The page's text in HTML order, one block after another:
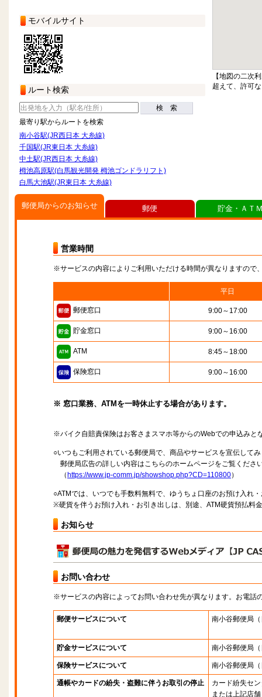
モバイルサイト
ルート検索
検 索
最寄り駅からルートを検索
南小谷駅(JR西日本 大糸線)
千国駅(JR東日本 大糸線)
中土駅(JR西日本 大糸線)
栂池高原駅(白馬観光開発 栂池ゴンドラリフト)
白馬大池駅(JR東日本 大糸線)
【地図の二次
超えて、許可
郵便局からのお知らせ
営業時間
※サービスの内容によりご利用いただける時間が異なりますので
平日
郵便窓口 9:00～17:00
貯金窓口 9:00～16:00
ATM 8:45～18:00
保険窓口 9:00～16:00
※ 窓口業務、ATMを一時休止する場合があります。
※バイク自賠責保険はお客さまスマホ等からのWebでの申込みと
○いつもご利用されている郵便局で、商品やサービスを宣伝して
郵便局広告の詳しい内容はこちらのホームページをご覧くださ
（ https://www.jp-comm.jp/showshop.php?CD=110800）
○ATMでは、いつでも手数料無料で、ゆうちょ口座のお預け入れ
※硬貨を伴うお預け入れ・お引き出しは、別途、ATM硬貨預払料
お知らせ
お問い合わせ
※サービスの内容によってお問い合わせ先が異なります。お電話
郵便サービスについて 南小谷郵便局
貯金サービスについて 南小谷郵便局
保険サービスについて 南小谷郵便局
通帳やカードの紛失・盗難に伴うお取引の停止
カード紛失セ
または上記店舗
郵便 貯金・ＡＴ